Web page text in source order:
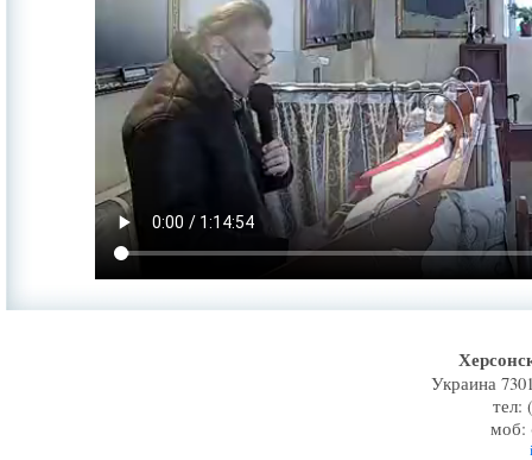
Украина
тел:
моб: